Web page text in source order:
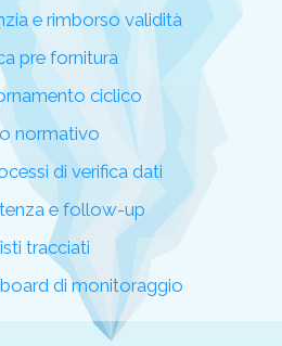
e rimborso validità
pre fornitura
ciclico
normativo
di verifica dati
e follow-up
tracciati
di monitoraggio